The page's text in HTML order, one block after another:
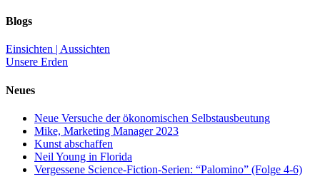
Blogs
Einsichten | Aussichten
Unsere Erden
Neues
Neue Versuche der ökonomischen Selbstausbeutung
Mike, Marketing Manager 2023
Kunst abschaffen
Neil Young in Florida
Vergessene Science-Fiction-Serien: “Palomino” (Folge 4-6)